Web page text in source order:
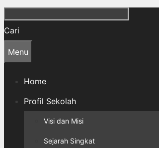
Cari
Menu
Home
Profil Sekolah
Visi dan Misi
Sejarah Singkat